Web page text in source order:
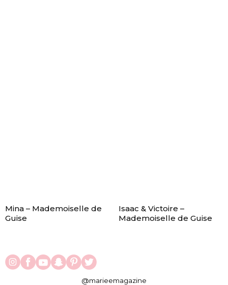
Mina – Mademoiselle de
Guise
Isaac & Victoire –
Mademoiselle de Guise
@marieemagazine